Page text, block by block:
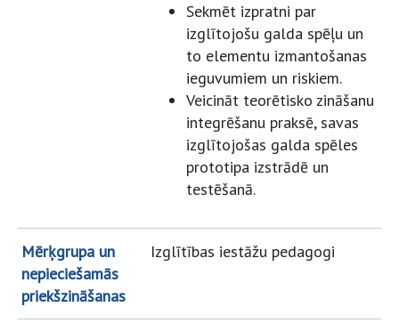
Sekmēt izpratni par
izglītojošu galda spēļu un
to elementu izmantošanas
ieguvumiem un riskiem.
Veicināt teorētisko zināšanu
integrēšanu praksē, savas
izglītojošas galda spēles
prototipa izstrādē un
testēšanā.
Mērķgrupa un
nepieciešamās
priekšzināšanas
Izglītības iestāžu pedagogi